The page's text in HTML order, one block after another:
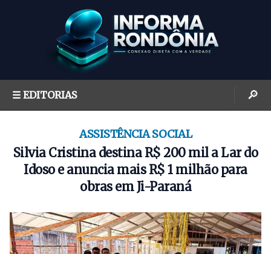
☰ EDITORIAS 🔎
ASSISTÊNCIA SOCIAL
Silvia Cristina destina R$ 200 mil a Lar do
Idoso e anuncia mais R$ 1 milhão para
obras em Ji-Paraná